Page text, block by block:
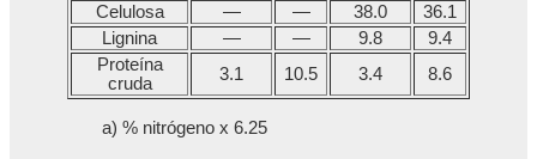
Celulosa
— — 38.0
36.1
Lignina
— — 9.8
9.4
Proteína
cruda
3.1 10.5 3.4 8.6
a) % nitrógeno x 6.25